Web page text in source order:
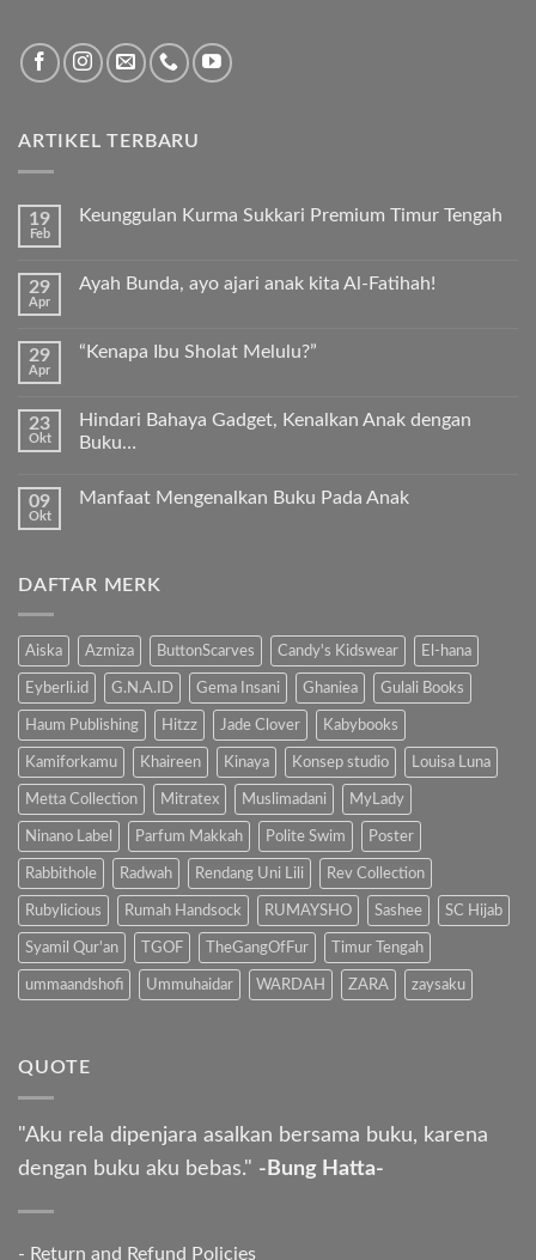
ARTIKEL TERBARU
19
Feb
Keunggulan Kurma Sukkari Premium Timur Tengah
pada
Premium
29
Apr
Ayah Bunda, ayo ajari anak kita Al-Fatihah!
pada
ajari
kita
29
Apr
“Kenapa Ibu Sholat Melulu?”
pada
“Kenapa
23
Okt
Hindari Bahaya Gadget, Kenalkan Anak dengan
Buku…
komentar
Kenalkan
Anak
09
Okt
Manfaat Mengenalkan Buku Pada Anak
Manfaat
Anak
DAFTAR MERK
Aiska Azmiza ButtonScarves Candy's Kidswear El-hana
Eyberli.id G.N.A.ID Gema Insani Ghaniea Gulali Books
Haum Publishing Hitzz Jade Clover Kabybooks
Kamiforkamu Khaireen Kinaya Konsep studio Louisa Luna
Metta Collection Mitratex Muslimadani MyLady
Ninano Label Parfum Makkah Polite Swim Poster
Rabbithole Radwah Rendang Uni Lili Rev Collection
Rubylicious Rumah Handsock RUMAYSHO Sashee SC Hijab
Syamil Qur'an TGOF TheGangOfFur Timur Tengah
ummaandshofi Ummuhaidar WARDAH ZARA zaysaku
QUOTE
"Aku rela dipenjara asalkan bersama buku, karena
dengan buku aku bebas." -Bung Hatta-
- Return and Refund Policies